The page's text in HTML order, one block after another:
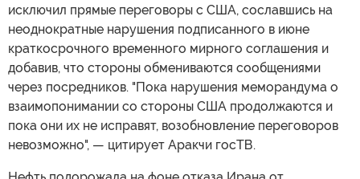
исключил прямые переговоры с США, сославшись на
неоднократные нарушения подписанного в июне
краткосрочного временного мирного соглашения и
добавив, что стороны обмениваются сообщениями
через посредников. "Пока нарушения меморандума о
взаимопонимании со стороны США продолжаются и
пока они их не исправят, возобновление переговоров
невозможно", — цитирует Аракчи госТВ.